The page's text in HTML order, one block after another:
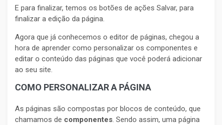
E para finalizar, temos os botões de ações Salvar, para
finalizar a edição da página.
Agora que já conhecemos o editor de páginas, chegou a
hora de aprender como personalizar os componentes e
editar o conteúdo das páginas que você poderá adicionar
ao seu site.
COMO PERSONALIZAR A PÁGINA
As páginas são compostas por blocos de conteúdo, que
chamamos de componentes. Sendo assim, uma página